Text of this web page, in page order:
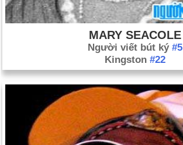
MARY SEACOLE
Người viết bút ký #5
Kingston #22